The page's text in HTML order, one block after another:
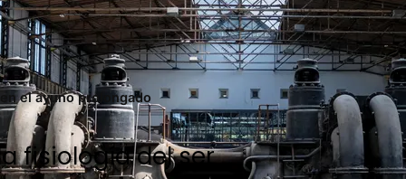
el ayuno prolongado
fisiología del ser